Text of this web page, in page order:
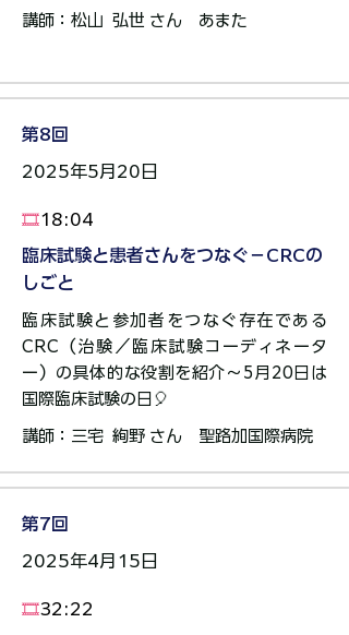
講師：松山 弘世 さん ​​あまた​​​
第8回
2025年5月20日
​🎞️18:04
臨床試験と患者さんをつなぐ－CRCの
しごと
臨床試験と参加者をつなぐ存在である
CRC（治験／臨床試験コーディネータ
ー）の具体的な役割を紹介～5月20日は
国際臨床試験の日🎈
講師：三宅 絢野 さん ​​聖路加国際病院
第7回
2025年4月15日
​🎞️32:22